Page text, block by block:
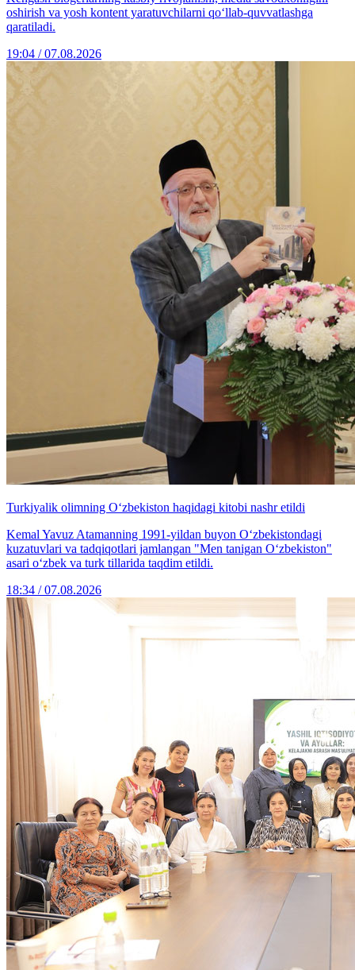
oshirish va yosh kontent yaratuvchilarni qo‘llab-quvvatlashga
qaratiladi.
19:04 / 07.08.2026
Turkiyalik olimning O‘zbekiston haqidagi kitobi nashr etildi
Kemal Yavuz Atamanning 1991-yildan buyon O‘zbekistondagi
kuzatuvlari va tadqiqotlari jamlangan "Men tanigan O‘zbekiston"
asari o‘zbek va turk tillarida taqdim etildi.
18:34 / 07.08.2026